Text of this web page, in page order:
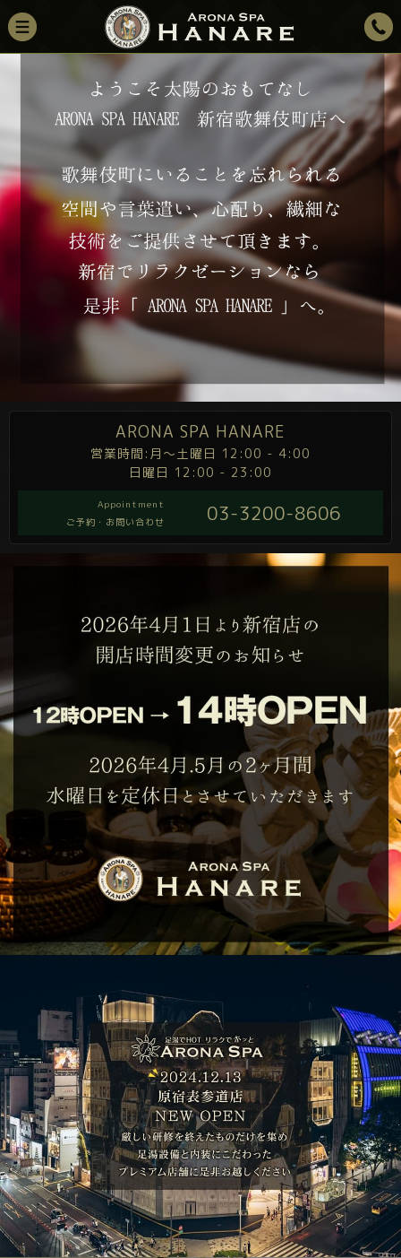
ARONA SPA HANARE
営業時間:月～土曜日 12:00 - 4:00
日曜日 12:00 - 23:00
Appointment
ご予約・お問い合わせ
03-3200-8606